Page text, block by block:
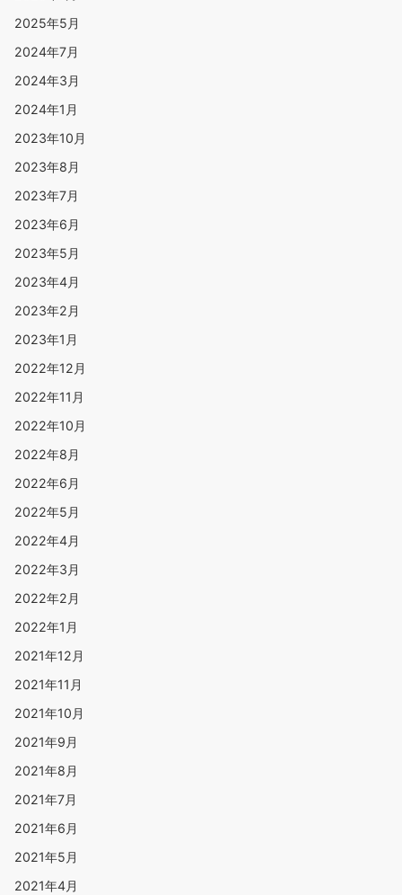
2025年5月
2024年7月
2024年3月
2024年1月
2023年10月
2023年8月
2023年7月
2023年6月
2023年5月
2023年4月
2023年2月
2023年1月
2022年12月
2022年11月
2022年10月
2022年8月
2022年6月
2022年5月
2022年4月
2022年3月
2022年2月
2022年1月
2021年12月
2021年11月
2021年10月
2021年9月
2021年8月
2021年7月
2021年6月
2021年5月
2021年4月